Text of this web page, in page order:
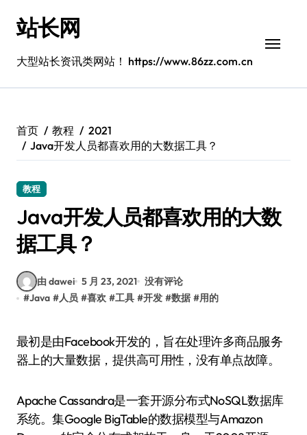
站长网
大型站长资讯类网站！ https://www.86zz.com.cn
首页 教程
2021
Java开发人员都喜欢用的大数据工具？
教程
Java开发人员都喜欢用的大数
据工具？
由 dawei 5 月 23, 2021 没有评论
#Java #人员 #喜欢 #工具 #开发 #数据 #用的
最初是由Facebook开发的，旨在处理许多商品服务
器上的大量数据，提供高可用性，没有单点故障。
Apache Cassandra是一套开源分布式NoSQL数据库
系统。集Google BigTable的数据模型与Amazon